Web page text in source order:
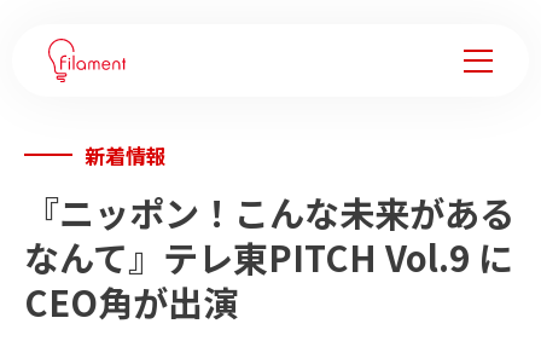
サービス
事例紹介
企業変革ノウハウ
新着情報
『ニッポン！こんな未来がある
なんて』テレ東PITCH Vol.9 に
CEO角が出演